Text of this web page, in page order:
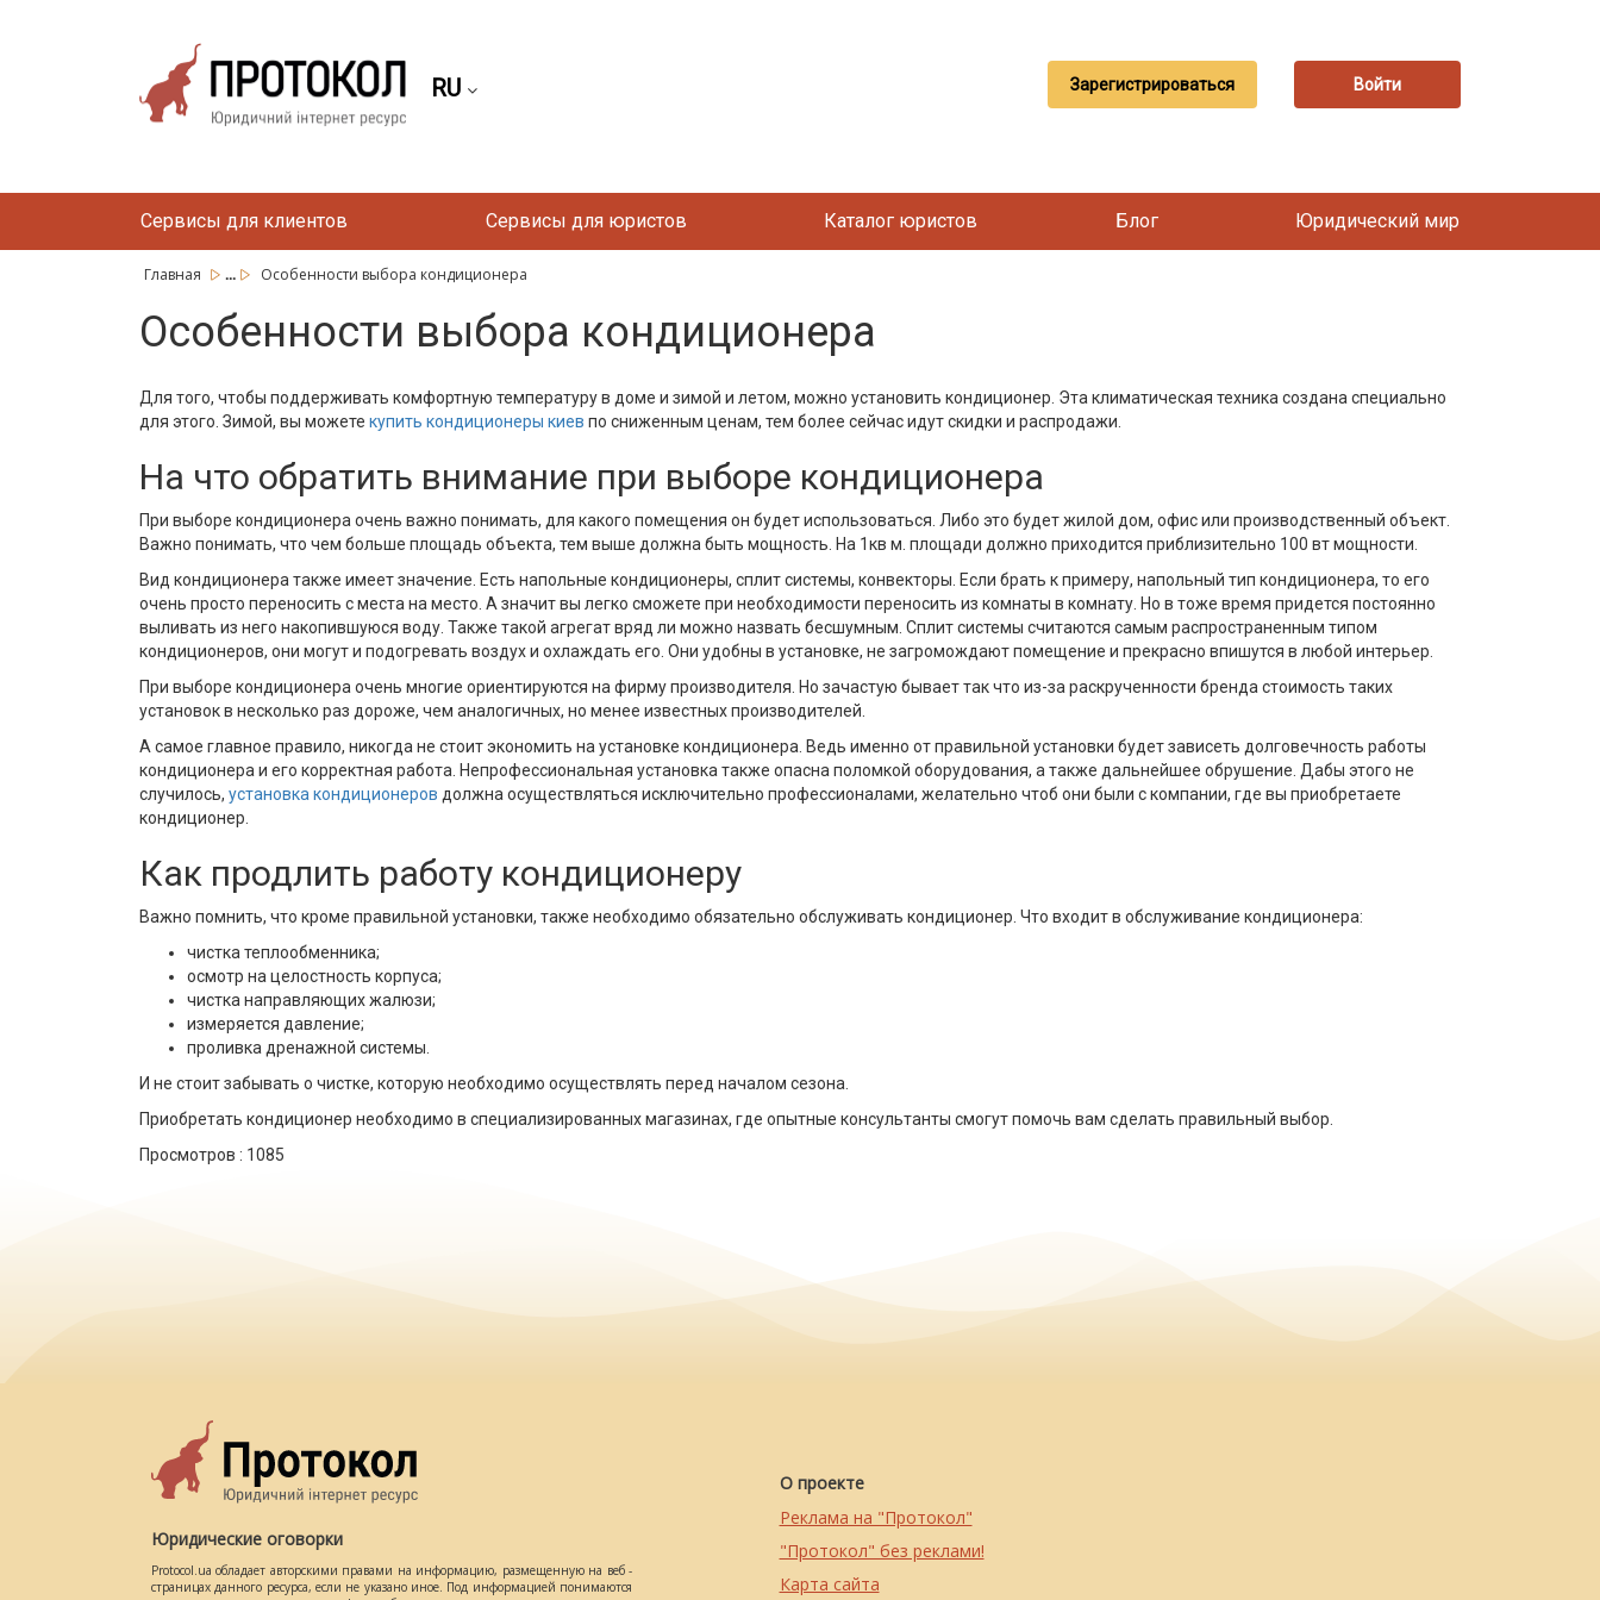
RU Зарегистрироваться Войти
Сервисы для клиентов Сервисы для юристов Каталог юристов Блог Юридический мир
Главная ... Особенности выбора кондиционера
Особенности выбора кондиционера
Для того, чтобы поддерживать комфортную температуру в доме и зимой и летом, можно установить кондиционер. Эта климатическая техника создана специально
для этого. Зимой, вы можете купить кондиционеры киев по сниженным ценам, тем более сейчас идут скидки и распродажи.
На что обратить внимание при выборе кондиционера
При выборе кондиционера очень важно понимать, для какого помещения он будет использоваться. Либо это будет жилой дом, офис или производственный объект.
Важно понимать, что чем больше площадь объекта, тем выше должна быть мощность. На 1кв м. площади должно приходится приблизительно 100 вт мощности.
Вид кондиционера также имеет значение. Есть напольные кондиционеры, сплит системы, конвекторы. Если брать к примеру, напольный тип кондиционера, то его
очень просто переносить с места на место. А значит вы легко сможете при необходимости переносить из комнаты в комнату. Но в тоже время придется постоянно
выливать из него накопившуюся воду. Также такой агрегат вряд ли можно назвать бесшумным. Сплит системы считаются самым распространенным типом
кондиционеров, они могут и подогревать воздух и охлаждать его. Они удобны в установке, не загромождают помещение и прекрасно впишутся в любой интерьер.
При выборе кондиционера очень многие ориентируются на фирму производителя. Но зачастую бывает так что из-за раскрученности бренда стоимость таких
установок в несколько раз дороже, чем аналогичных, но менее известных производителей.
А самое главное правило, никогда не стоит экономить на установке кондиционера. Ведь именно от правильной установки будет зависеть долговечность работы
кондиционера и его корректная работа. Непрофессиональная установка также опасна поломкой оборудования, а также дальнейшее обрушение. Дабы этого не
случилось, установка кондиционеров должна осуществляться исключительно профессионалами, желательно чтоб они были с компании, где вы приобретаете
кондиционер.
Как продлить работу кондиционеру
Важно помнить, что кроме правильной установки, также необходимо обязательно обслуживать кондиционер. Что входит в обслуживание кондиционера:
чистка теплообменника;
осмотр на целостность корпуса;
чистка направляющих жалюзи;
измеряется давление;
проливка дренажной системы.
И не стоит забывать о чистке, которую необходимо осуществлять перед началом сезона.
Приобретать кондиционер необходимо в специализированных магазинах, где опытные консультанты смогут помочь вам сделать правильный выбор.
Просмотров : 1085
Юридические оговорки
Protocol.ua обладает авторскими правами на информацию, размещенную на веб -
страницах данного ресурса, если не указано иное. Под информацией понимаются
О проекте
Реклама на "Протокол"
"Протокол" без реклами!
Карта сайта